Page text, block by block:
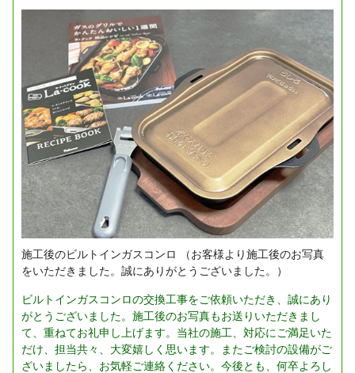
施工後のビルトインガスコンロ
（お客様より施工後のお写真
をいただきました。誠にありがとうございました。）
ビルトインガスコンロの交換工事をご依頼いただき、誠にあり
がとうございました。施工後のお写真もお送りいただきまし
て、重ねてお礼申し上げます。当社の施工、対応にご満足いた
だけ、担当共々、大変嬉しく思います。またご検討の設備がご
ざいましたら、お気軽ご連絡ください。今後とも、何卒よろし